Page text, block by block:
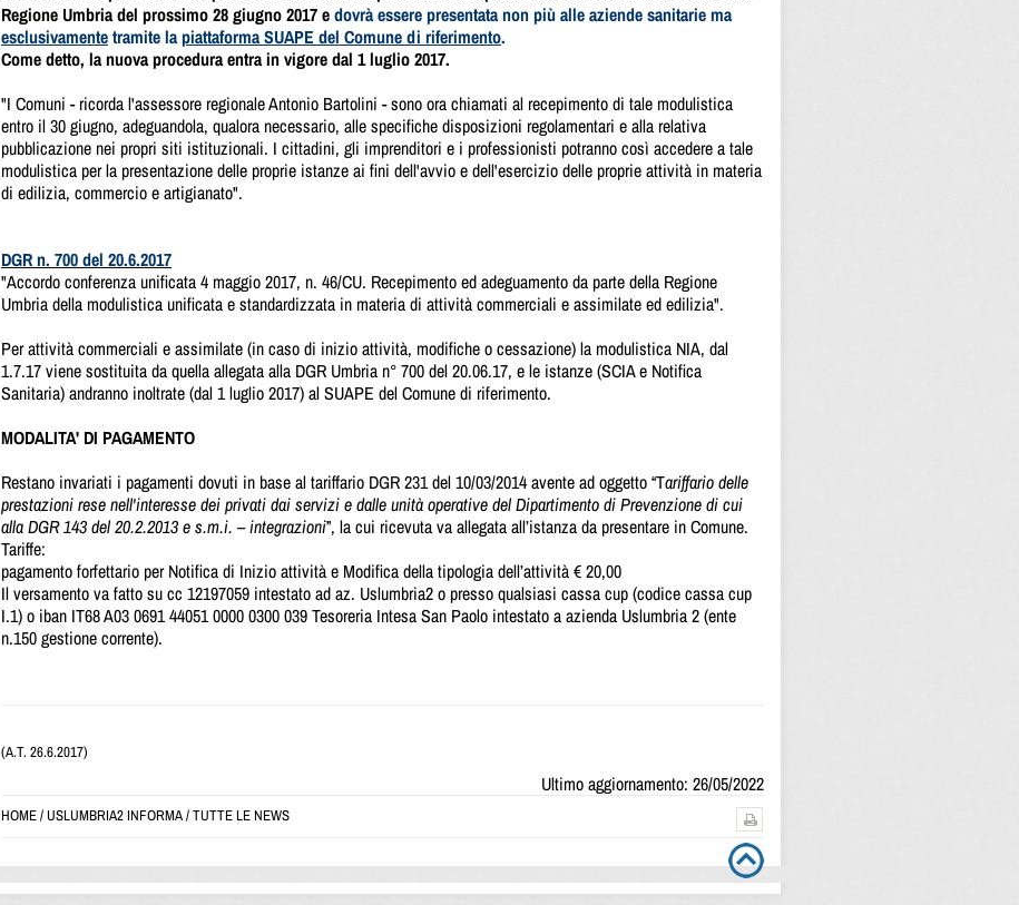
Regione Umbria del prossimo 28 giugno 2017 edovrà essere presentata non più alle aziende sanitarie ma
esclusivamentetramite lapiattaforma SUAPE del Comune di riferimento.
Come detto, la nuova procedura entra in vigore dal 1 luglio 2017.
"I Comuni - ricorda l'assessore regionale Antonio Bartolini - sono ora chiamati al recepimento di tale modulistica
entro il 30 giugno, adeguandola, qualora necessario, alle specifiche disposizioni regolamentari e alla relativa
pubblicazione nei propri siti istituzionali. I cittadini, gli imprenditori e i professionisti potranno così accedere a tale
modulistica per la presentazione delle proprie istanze ai fini dell'avvio e dell'esercizio delle proprie attività in materia
di edilizia, commercio e artigianato".
DGR n. 700 del 20.6.2017
"Accordo conferenza unificata 4 maggio 2017, n. 46/CU. Recepimento ed adeguamento da parte della Regione
Umbria della modulistica unificata e standardizzata in materia di attività commerciali e assimilate ed edilizia".
Per attività commerciali e assimilate (in caso di inizio attività, modifiche o cessazione) la modulistica NIA, dal
1.7.17 viene sostituita da quella allegata alla DGR Umbria n° 700 del 20.06.17, e le istanze (SCIA e Notifica
Sanitaria) andranno inoltrate (dal 1 luglio 2017) al SUAPE del Comune di riferimento.
MODALITA' DI PAGAMENTO
Restano invariati i pagamenti dovuti in base al tariffario DGR 231 del 10/03/2014 avente ad oggetto “Tariffario delle
prestazioni rese nell'interesse dei privati dai servizi e dalle unità operative del Dipartimento di Prevenzione di cui
alla DGR 143 del 20.2.2013e s.m.i. – integrazioni”, la cui ricevuta va allegata all’istanza da presentare in Comune.
Tariffe:
pagamento forfettario per Notifica di Inizio attività e Modifica della tipologia dell’attività € 20,00
Il versamento va fatto su cc 12197059 intestato ad az. Uslumbria2 o presso qualsiasi cassa cup (codice cassa cup
I.1) o iban IT68 A03 0691 44051 0000 0300 039 Tesoreria Intesa San Paolo intestato a azienda Uslumbria 2 (ente
n.150 gestione corrente).
(A.T. 26.6.2017)
Ultimo aggiornamento: 26/05/2022
HOME/USLUMBRIA2 INFORMA/TUTTE LE NEWS